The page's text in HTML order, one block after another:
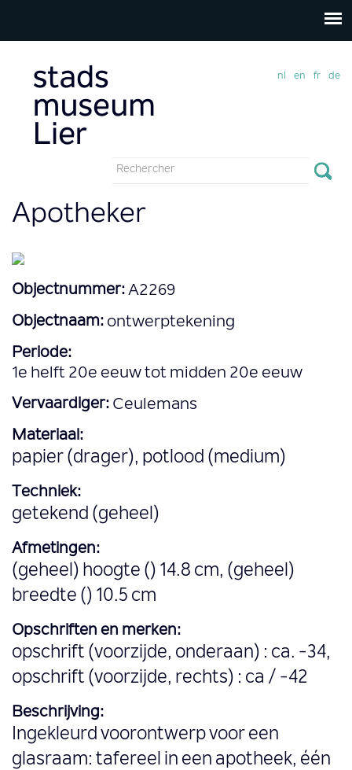
Formulaire
recherche
nl en fr de
Apotheker
Objectnummer: A2269
Objectnaam: ontwerptekening
Periode:
1e helft 20e eeuw tot midden 20e eeuw
Vervaardiger: Ceulemans
Materiaal:
papier (drager), potlood (medium)
Techniek:
getekend (geheel)
Afmetingen:
(geheel) hoogte () 14.8 cm, (geheel)
breedte () 10.5 cm
Opschriften en merken:
opschrift (voorzijde, onderaan) : ca. -34,
opschrift (voorzijde, rechts) : ca / -42
Beschrijving:
Ingekleurd voorontwerp voor een
glasraam: tafereel in een apotheek, één